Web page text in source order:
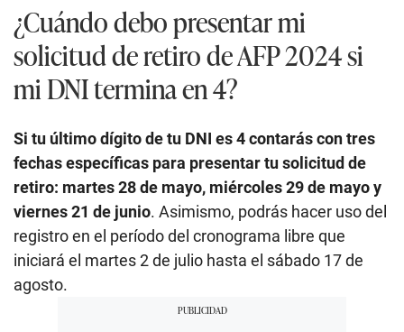
¿Cuándo debo presentar mi
solicitud de retiro de AFP 2024 si
mi DNI termina en 4?
Si tu último dígito de tu DNI es 4 contarás con tres
fechas específicas para presentar tu solicitud de
retiro: martes 28 de mayo, miércoles 29 de mayo y
viernes 21 de junio. Asimismo, podrás hacer uso del
registro en el período del cronograma libre que
iniciará el martes 2 de julio hasta el sábado 17 de
agosto.